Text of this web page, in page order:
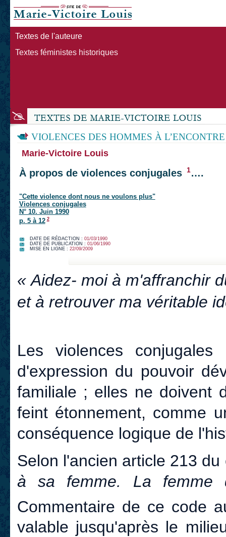
Textes de l'auteure
Textes féministes historiques
VIOLENCES DES HOMMES À
Marie-Victoire Louis
À propos de violences conjugales 1….
"Cette violence dont nous ne voulons plus"
Violences conjugales
N° 10. Juin 1990
p. 5 à 12 2
DATE DE RÉDACTION : 01/03/1990
DATE DE PUBLICATION : 01/06/1990
MISE EN LIGNE : 22/09/2009
« Aidez- moi à m'affranchir
et à retrouver ma véritable
Les violences
d'expression du pouvoir
familiale ; elles ne doivent
feint étonnement, comme
conséquence logique de
Selon l'ancien article 213 du
à sa femme. La femme
Commentaire de ce code
valable jusqu'après le